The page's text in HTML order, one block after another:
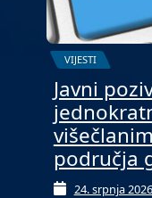
VIJESTI
Javni
područja
24. srpnja